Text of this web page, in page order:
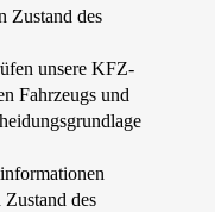
Zustand des
unsere KFZ-
Fahrzeugs und
des